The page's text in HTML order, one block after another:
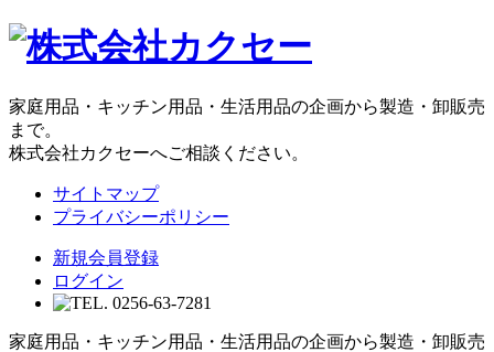
家庭用品・キッチン用品・生活用品の企画から製造・卸販売
まで。
株式会社カクセーへご相談ください。
サイトマップ
プライバシーポリシー
新規会員登録
ログイン
家庭用品・キッチン用品・生活用品の企画から製造・卸販売